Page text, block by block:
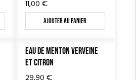
11,00 €
Ajouter au panier
EAU DE MENTON VERVEINE
ET CITRON
29,90 €